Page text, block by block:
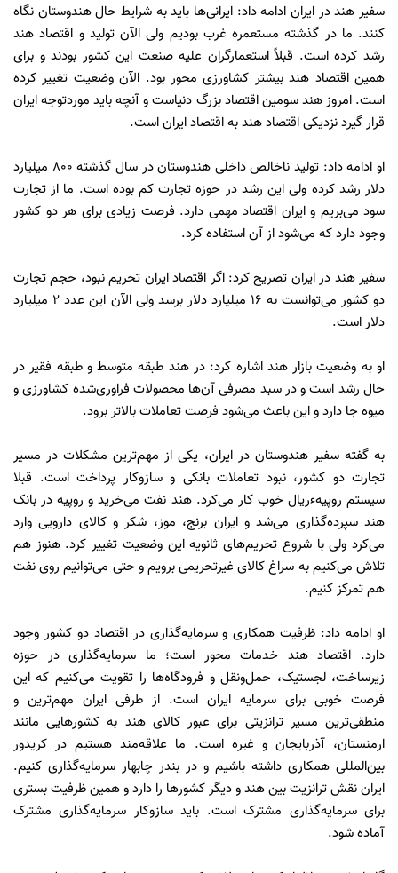
سفیر هند در ایران ادامه داد: ایرانی‌ها باید به شرایط حال هندوستان نگاه
کنند. ما در گذشته مستعمره غرب بودیم ولی الآن تولید و اقتصاد هند
رشد کرده است. قبلاً استعمارگران علیه صنعت این کشور بودند و برای
همین اقتصاد هند بیشتر کشاورزی محور بود. الآن وضعیت تغییر کرده
است. امروز هند سومین اقتصاد بزرگ دنیاست و آنچه باید موردتوجه ایران
قرار گیرد نزدیکی اقتصاد هند به اقتصاد ایران است.
او ادامه داد: تولید ناخالص داخلی هندوستان در سال گذشته ۸۰۰ میلیارد
دلار رشد کرده ولی این رشد در حوزه تجارت کم بوده است. ما از تجارت
سود می‌بریم و ایران اقتصاد مهمی دارد. فرصت زیادی برای هر دو کشور
وجود دارد که می‌شود از آن استفاده کرد.
سفیر هند در ایران تصریح کرد: اگر اقتصاد ایران تحریم نبود، حجم تجارت
دو کشور می‌توانست به ۱۶ میلیارد دلار برسد ولی الآن این عدد ۲ میلیارد
دلار است.
او به وضعیت بازار هند اشاره کرد: در هند طبقه متوسط و طبقه فقیر در
حال رشد است و در سبد مصرفی آن‌ها محصولات فراوری‌شده کشاورزی و
میوه جا دارد و این باعث می‌شود فرصت تعاملات بالاتر برود.
به گفته سفیر هندوستان در ایران، یکی از مهم‌ترین مشکلات در مسیر
تجارت دو کشور، نبود تعاملات بانکی و سازوکار پرداخت است. قبلا
سیستم روپیهءریال خوب کار می‌کرد. هند نفت می‌خرید و روپیه در بانک
هند سپرده‌گذاری می‌شد و ایران برنج، موز، شکر و کالای دارویی وارد
می‌کرد ولی با شروع تحریم‌های ثانویه این وضعیت تغییر کرد. هنوز هم
تلاش می‌کنیم به سراغ کالای غیرتحریمی برویم و حتی می‌توانیم روی نفت
هم تمرکز کنیم.
او ادامه داد: ظرفیت همکاری و سرمایه‌گذاری در اقتصاد دو کشور وجود
دارد. اقتصاد هند خدمات محور است؛ ما سرمایه‌گذاری در حوزه
زیرساخت، لجستیک، حمل‌ونقل و فرودگاه‌ها را تقویت می‌کنیم که این
فرصت خوبی برای سرمایه ایران است. از طرفی ایران مهم‌ترین و
منطقی‌ترین مسیر ترانزیتی برای عبور کالای هند به کشورهایی مانند
ارمنستان، آذربایجان و غیره است. ما علاقه‌مند هستیم در کریدور
بین‌المللی همکاری داشته باشیم و در بندر چابهار سرمایه‌گذاری کنیم.
ایران نقش ترانزیت بین هند و دیگر کشورها را دارد و همین ظرفیت بستری
برای سرمایه‌گذاری مشترک است. باید سازوکار سرمایه‌گذاری مشترک
آماده شود.